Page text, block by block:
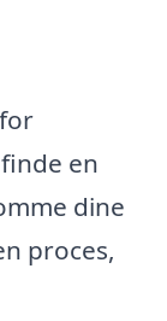
en
dine
proces,